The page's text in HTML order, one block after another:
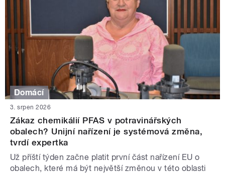
Domácí
3. srpen 2026
Zákaz chemikálií PFAS v potravinářských
obalech? Unijní nařízení je systémová změna,
tvrdí expertka
Už příští týden začne platit první část nařízení EU o
obalech, které má být největší změnou v této oblasti